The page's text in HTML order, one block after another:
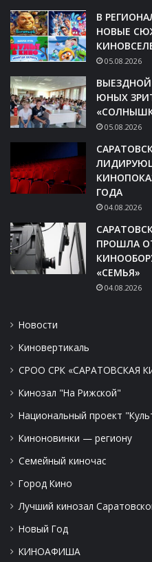
В
НОВЫЕ
05.08.2026
ЮНЫХ
05.08.2026
ГОДА
04.08.2026
ПРОШЛА
«СЕМЬЯ»
04.08.2026
Новости
Киновертикаль
СРОО СРК «САРАТОВСКАЯ
Кинозал "На Рижской"
Национальный проект
Киноновинки — региону
Семейный киночас
Город Кино
Лучший кинозал
Новый Год
КИНОАФИША